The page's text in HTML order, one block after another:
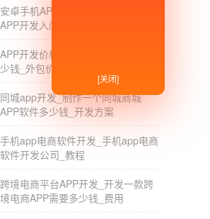
开发选择哪个公司？
欢迎选择
供了APP开发服务。欢迎您的咨询。
北京App的上述平台，开发，公司-app
教育app并不难，只要你掌握了正确的方
安卓手机APP开发教程_安卓手机
APP开发入门教程视频_软件_工具
APP开发价格_开发个手机APP要多
少钱_外包价格_报价单
同城app开发_制作一个同城商城
APP软件多少钱_开发方案
手机app电商软件开发_手机app电商
软件开发公司_教程
跨境电商平台APP开发_开发一款跨
境电商APP需要多少钱_费用
[关闭]